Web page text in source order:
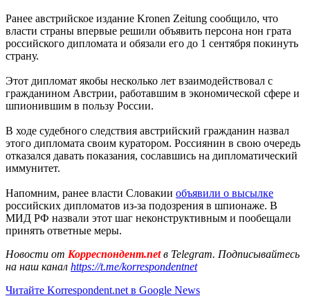
Ранее австрийское издание Kronen Zeitung сообщило, что
власти страны впервые решили объявить персона нон грата
российского дипломата и обязали его до 1 сентября покинуть
страну.
Этот дипломат якобы несколько лет взаимодействовал с
гражданином Австрии, работавшим в экономической сфере и
шпионившим в пользу России.
В ходе судебного следствия австрийский гражданин назвал
этого дипломата своим куратором. Россиянин в свою очередь
отказался давать показания, сославшись на дипломатический
иммунитет.
Напомним, ранее власти Словакии объявили о высылке
российских дипломатов из-за подозрения в шпионаже. В
МИД РФ назвали этот шаг неконструктивным и пообещали
принять ответные меры.
Новости от Корреспондент.netв Telegram. Подписывайтесь
на наш канал https://t.me/korrespondentnet
Читайте Korrespondent.net в Google News